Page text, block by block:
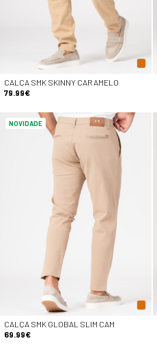
CALÇA SMK SKINNY CARAMELO
79.99€
NOVIDADE
CALÇA SMK GLOBAL SLIM CAM
69.99€